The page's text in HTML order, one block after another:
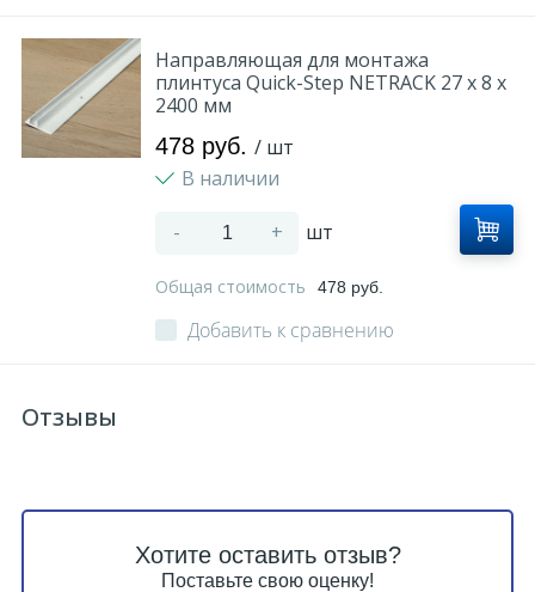
Направляющая для монтажа
плинтуса Quick-Step NETRACK 27 x 8 x
2400 мм
478 руб. / шт
В наличии
- + шт
Общая стоимость 478 руб.
Добавить к сравнению
Отзывы
Хотите оставить отзыв?
Поставьте свою оценку!